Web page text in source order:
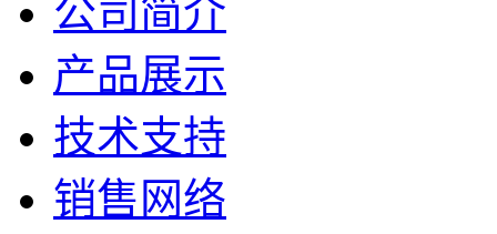
公司简介
产品展示
技术支持
销售网络